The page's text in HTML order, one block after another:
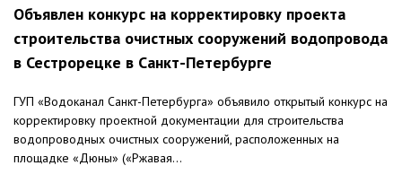
Объявлен конкурс на корректировку проекта
строительства очистных сооружений водопровода
в Сестрорецке в Санкт-Петербурге
ГУП «Водоканал Санкт-Петербурга» объявило открытый конкурс на
корректировку проектной документации для строительства
водопроводных очистных сооружений, расположенных на
площадке «Дюны» («Ржавая...